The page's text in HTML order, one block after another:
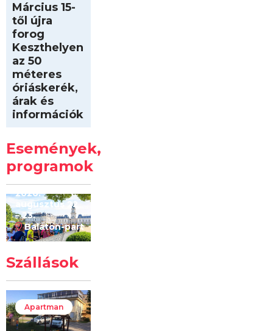
Március 15-
től újra
forog
Keszthelyen
az 50
méteres
óriáskerék,
árak és
információk
Események,
programok
Kilóméterek
2026
2026.
augusztus 22
– 23.
Balaton-part
Szállások
Apartman